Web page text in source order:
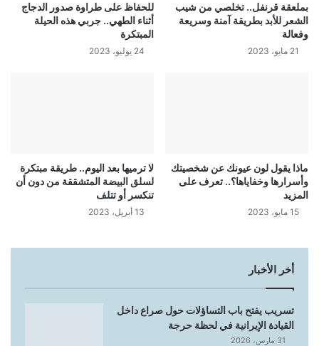
بملعقة قرنفل.. تخلصي من شيب
الشعر للأبد بطريقة آمنة وسريعة
وفعالة
21 مايو، 2023
للحفاظ على طراوة صدور الدجاج
أثناء الطهي.. جربي هذه الحيلة
المبتكرة
24 يوليو، 2023
ماذا يقول لون عيونك عن شخصيتك
وأسرارها وخفاياها؟.. تعرف على
المزيد
15 مايو، 2023
لا ترميها بعد اليوم.. طريقة مبتكرة
لسلق البيضة المتشققة من دون أن
تنكسر أو تتلف
13 أبريل، 2023
أخر الأخبار
تسريب يفتح باب التساؤلات حول صراع داخل
القيادة الإيرانية في لحظة حرجة
31 مارس، 2026